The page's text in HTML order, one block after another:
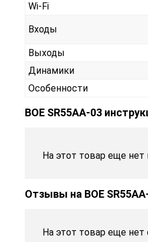
Wi-Fi
Входы
Выходы
Динамики
Особенности
BOE SR55AA-03
На этот товар еще нет
Отзывы на BOE
На этот товар еще